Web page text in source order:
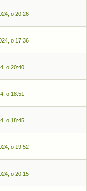
o 20:26
o 17:36
o 20:40
o 18:51
o 18:45
o 19:52
o 20:15